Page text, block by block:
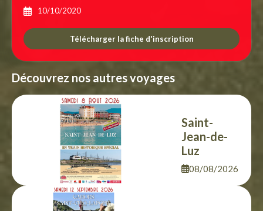
10/10/2020
Télécharger la fiche d'inscription
Découvrez nos autres voyages
Saint-
Jean-de-
Luz
08/08/2026